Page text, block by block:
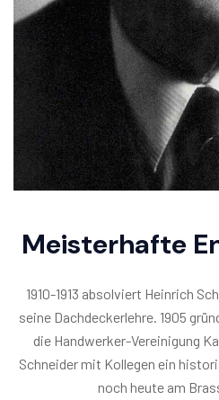
Meisterhafte
1910-1913 absolviert Heinrich
seine Dachdeckerlehre. 1905
die Handwerker-Vereinigung
Schneider mit Kollegen ein
noch heute am